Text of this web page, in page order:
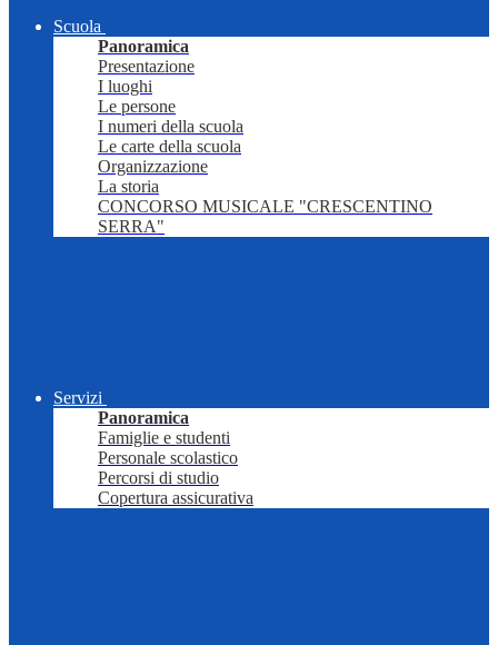
Scuola
Panoramica
Presentazione
I luoghi
Le persone
I numeri della scuola
Le carte della scuola
Organizzazione
La storia
CONCORSO MUSICALE "CRESCENTINO
SERRA"
Servizi
Panoramica
Famiglie e studenti
Personale scolastico
Percorsi di studio
Copertura assicurativa